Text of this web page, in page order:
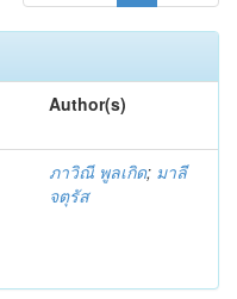
Author(s)
ภาวิณี พูลเกิด; มาลี
จตุรัส